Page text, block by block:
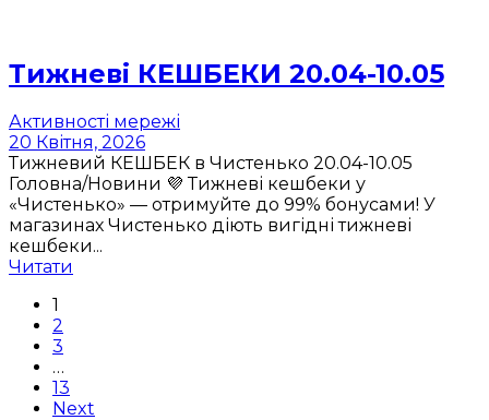
Тижневі КЕШБЕКИ 20.04-10.05
Активності мережі
20 Квітня, 2026
Тижневий КЕШБЕК в Чистенько 20.04-10.05
Головна/Новини 💜 Тижневі кешбеки у
«Чистенько» — отримуйте до 99% бонусами! У
магазинах Чистенько діють вигідні тижневі
кешбеки...
Читати
1
2
3
…
13
Next